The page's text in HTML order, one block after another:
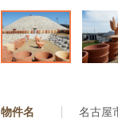
物件名
名古屋